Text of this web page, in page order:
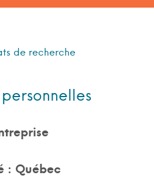
de recherche
: Québec